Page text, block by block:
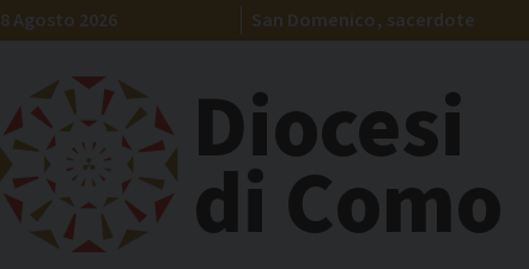
Skip
to
8 Agosto 2026 San Domenico, sacerdote
Diocesi
di Como